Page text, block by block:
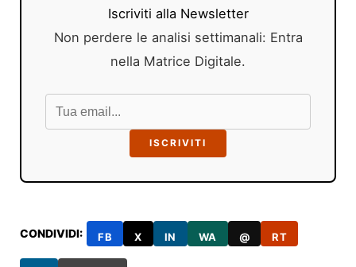
Iscriviti alla Newsletter
Non perdere le analisi settimanali: Entra
nella Matrice Digitale.
ISCRIVITI
CONDIVIDI: FB X IN WA @ RT